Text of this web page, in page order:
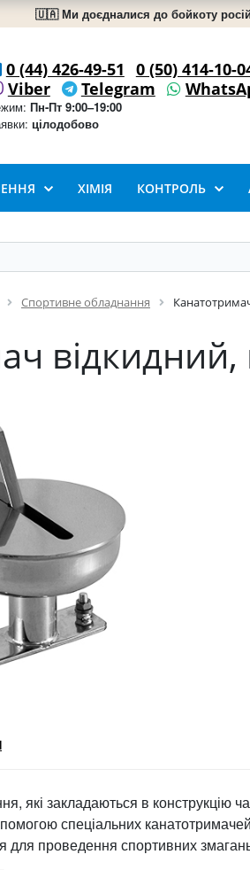
🇺🇦 Ми доєдналися до бойкоту
0 (44) 426-49-51
0 (50) 414-10-
Viber
Telegram
Пн-Пт 9:00–19:00
цілодобово
ХІМІЯ КОНТРОЛЬ
Спортивне обладнання
відкидний,
які закладаються в конструкцію
спеціальних
для проведення спортивних